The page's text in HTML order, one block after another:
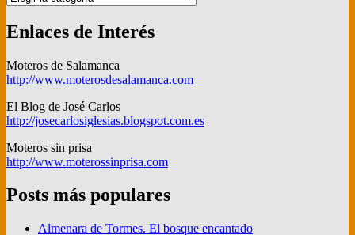
Categoría
Enlaces de Interés
Moteros de Salamanca
http://www.moterosdesalamanca.com
El Blog de José Carlos
http://josecarlosiglesias.blogspot.com.es
Moteros sin prisa
http://www.moterossinprisa.com
Posts más populares
Almenara de Tormes. El bosque encantado